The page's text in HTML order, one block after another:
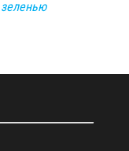
зеленью